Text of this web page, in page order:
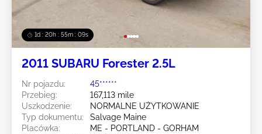
1d : 20h : 55m : 07s
2011 SUBARU Forester 2.5L
Nr pojazdu:
45******
Przebieg:
167,113 mile
Uszkodzenie:
NORMALNE UŻYTKOWANIE
Typ dokumentu:
Salvage Maine
Placówka:
ME - PORTLAND - GORHAM